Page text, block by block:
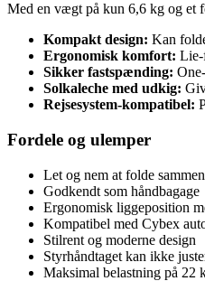
Med en vægt på kun 6,6 kg og et
Kompakt design: Kan
Ergonomisk komfort: Lie-
Sikker fastspænding:
Solkaleche med udkig:
Rejsesystem-kompatibel:
Fordele og ulemper
Let og nem at folde sammen
Godkendt som håndbagage
Ergonomisk liggeposition
Kompatibel med Cybex
Stilrent og moderne design
Styrhåndtaget kan ikke
Maksimal belastning på 22